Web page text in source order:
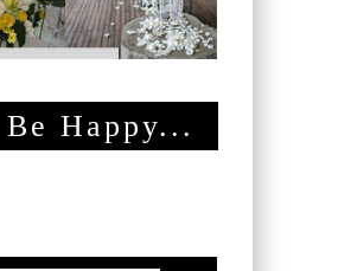
Happy...